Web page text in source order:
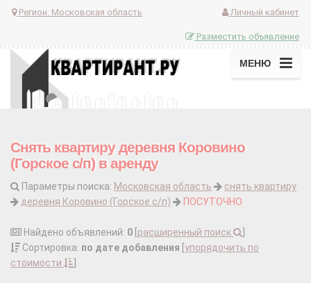
Регион: Московская область Личный кабинет
Разместить объявление
МЕНЮ
Снять квартиру деревня Коровино
(Горское с/п) в аренду
Параметры поиска: Московская область
снять квартиру
деревня Коровино (Горское с/п)
ПОСУТОЧНО
Найдено объявлений: 0 расширенный поиск
Сортировка: по дате добавления упорядочить по
стоимости